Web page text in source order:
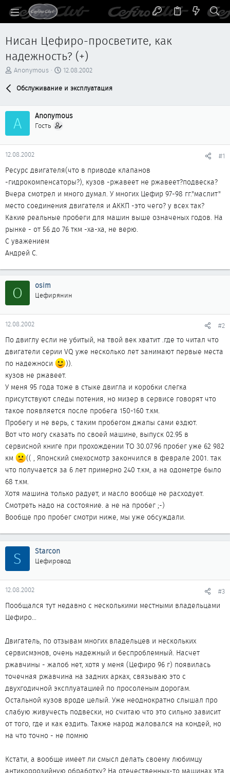
Нисан Цефиро-просветите, как
надежность? (+)
А
е
м
ы
Anonymous
Д
т
а
л
12.08.2002
Обслуживание и эксплуатация
A Anonymous
Гость
12.08.2002 #1
Ресурс двигателя(что в приводе клапанов
-гидрокомпенсаторы?), кузов -ржавеет не ржавеет?подвеска?
Вчера смотрел и много думал. У многих Цефир 97-98 гг."маслит"
место соединения двигателя и АККП -это чего? у всех так?
Какие реальные пробеги для машин выше означеных годов. На
рынке - от 56 до 76 ткм -ха-ха, не верю.
С уважением
Андрей С.
O osim
Цефирянин
12.08.2002 #2
По двиглу если не убитый, на твой век хватит .где то читал что
двигатели серии VQ уже несколько лет занимают первые места
по надежноси
)).
кузов не ржавеет.
У меня 95 года тоже в стыке двигла и коробки слегка
присутствуют следы потения, но мизер в сервисе говорят что
такое появляется после пробега 150-160 т.км.
Пробегу и не верь, с таким пробегом джапы сами ездют.
Вот что могу сказать по своей машине, выпуск 02.95 в
сервисной книге при прохождении ТО 30.07.96 пробег уже 62 982
км
(( , Японский смехосмотр закончился в феврале 2001. так
что получается за 6 лет примерно 240 т.км, а на одометре было
68 т.км.
Хотя машина только радует, и масло вообще не расходует.
Смотреть надо на состояние. а не на пробег ;-)
Вообще про пробег смотри ниже, мы уже обсуждали.
S Starcon
Цефировод
12.08.2002 #3
Пообщался тут недавно с несколькими местными владельцами
Цефиро...
Двигатель, по отзывам многих владельцев и нескольких
сервисмэнов, очень надежный и беспроблемный. Насчет
ржавчины - жалоб нет, хотя у меня (Цефиро 96 г) появилась
точечная ржавчина на задних арках, связываю это с
двухгодичной эксплуатацией по просоленым дорогам.
Остальной кузов вроде целый. Уже неоднократно слышал про
слабую живучесть подвески, но считаю что это сильно зависит
от того, где и как ездить. Также народ жаловался на кондей, но
на что точно - не помню
Кстати, а вообще имеет ли смысл делать своему любимцу
антикоррозийную обработку? На отечественных-то машинах эта